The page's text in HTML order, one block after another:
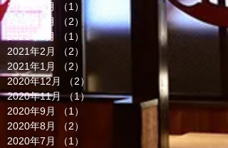
2021年5月
（1）
2021年4月
（2）2件の記事
2021年3月
（1）
1件の記事
2021年2月
（2）
2021年1月
（2）
2020年12月
（2）2件の記事
2020年11月 （1）1件の記事
2020年9月
（1）
2020年8月
（2）
2020年7月
（1）